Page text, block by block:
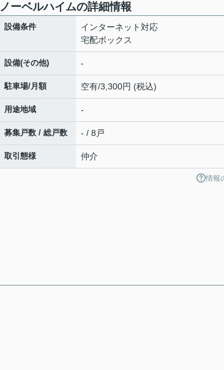
ノーベルハイムの詳細情報
設備条件
インターネット対応
宅配ボックス
設備(その他) -
駐車場/月額 空有/3,300円 (税込)
用途地域 -
募集戸数 / 総戸数 - / 8戸
取引態様 仲介
情報